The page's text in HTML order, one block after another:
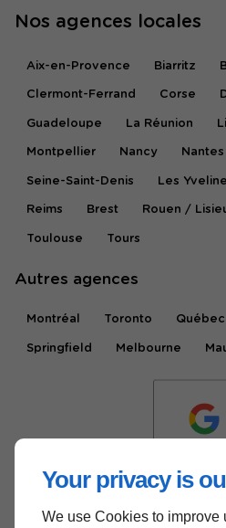
Your privacy is
We use Cookies to improve
Nos agences locales
Aix-en-Provence Biarritz
Clermont-Ferrand Corse
Guadeloupe La Réunion
Montpellier Nancy Nantes
Seine-Saint-Denis Les
Reims Brest Rouen /
Toulouse Tours
Autres agences
Montréal Toronto Québec
Springfield Melbourne